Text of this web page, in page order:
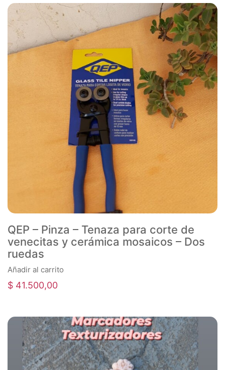
QEP – Pinza – Tenaza para corte de
venecitas y cerámica mosaicos – Dos
ruedas
Añadir al carrito
$ 41.500,00